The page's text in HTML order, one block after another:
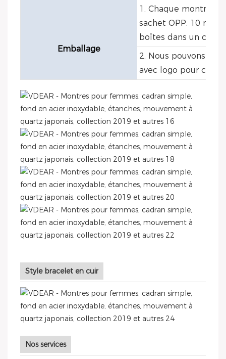
Emballage
1. Chaque montre
sachet OPP. 10
boîtes dans un
2. Nous pouvons
avec logo pour
Style bracelet en cuir
Nos services